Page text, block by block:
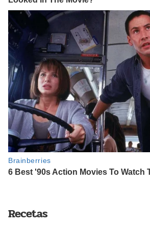
Recetas